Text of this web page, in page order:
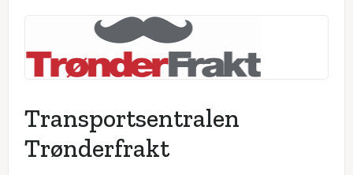
Transportsentralen
Trønderfrakt